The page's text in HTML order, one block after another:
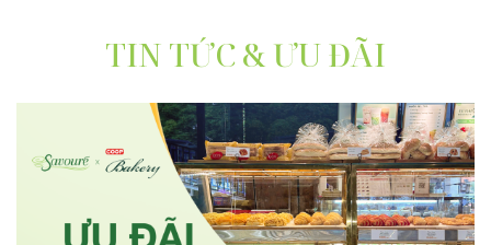
TIN TỨC & ƯU ĐÃI